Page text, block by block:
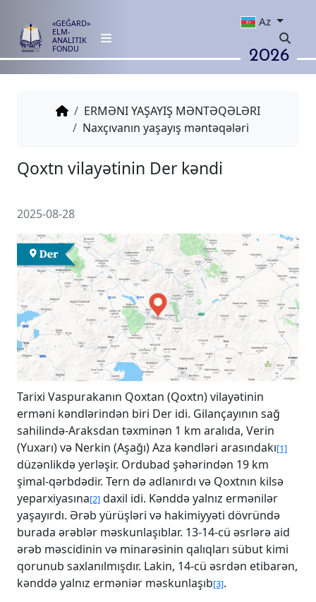
«GEĞARD»
ELM-
ANALITIK
FONDU
Az
2026
ERMƏNI YAŞAYIŞ MƏNTƏQƏLƏRI
Naxçıvanın yaşayış məntəqələri
Qoxtn vilayətinin Der kəndi
2025-08-28
Tarixi Vaspurakanın Qoxtan (Qoxtn) vilayətinin
erməni kəndlərindən biri Der idi. Gilançayının sağ
sahilində-Araksdan təxminən 1 km aralıda, Verin
(Yuxarı) və Nerkin (Aşağı) Aza kəndləri arasındakı[1]
düzənlikdə yerləşir. Ordubad şəhərindən 19 km
şimal-qərbdədir. Tern də adlanırdı və Qoxtnın kilsə
yeparxiyasına[2] daxil idi. Kənddə yalnız ermənilər
yaşayırdı. Ərəb yürüşləri və hakimiyyəti dövründə
burada ərəblər məskunlaşıblar. 13-14-cü əsrlərə aid
ərəb məscidinin və minarəsinin qalıqları sübut kimi
qorunub saxlanılmışdır. Lakin, 14-cü əsrdən etibarən,
kənddə yalnız erməniər məskunlaşıb[3].